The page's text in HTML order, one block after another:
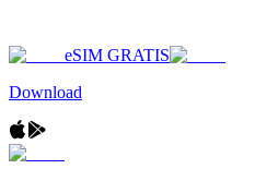
eSIM GRATIS
Download